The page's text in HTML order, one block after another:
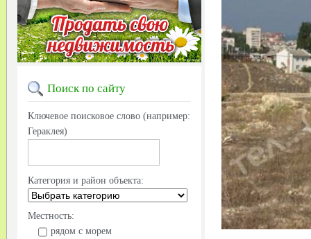
Поискпо сайту
Ключевое поисковое слово (например:
Гераклея)
Категория и район объекта:
Местность:
рядом с морем